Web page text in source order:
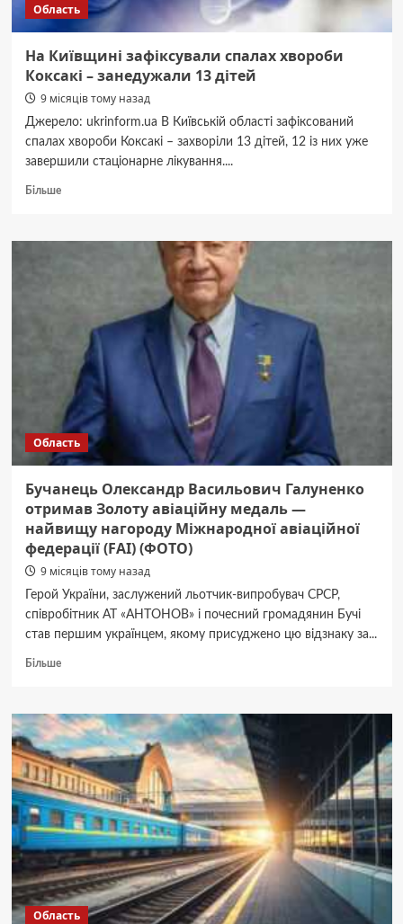
міну
Область
На Київщині зафіксували спалах хвороби
Коксакі – занедужали 13 дітей
9 місяців тому назад
Джерело: ukrinform.ua В Київській області зафіксований
спалах хвороби Коксакі – захворіли 13 дітей, 12 із них уже
завершили стаціонарне лікування....
БільшеДокладніше
Київщині
дітей
Область
Бучанець Олександр Васильович Галуненко
отримав Золоту авіаційну медаль —
найвищу нагороду Міжнародної авіаційної
федерації (FAI) (ФОТО)
9 місяців тому назад
Герой України, заслужений льотчик-випробувач СРСР,
співробітник АТ «АНТОНОВ» і почесний громадянин Бучі
став першим українцем, якому присуджено цю відзнаку за...
БільшеДокладніше
Олександр
Васильович
Галуненко
отримав
Золоту
авіаційну
медаль
—
найвищу
нагороду
Міжнародної
авіаційної
федерації
Область